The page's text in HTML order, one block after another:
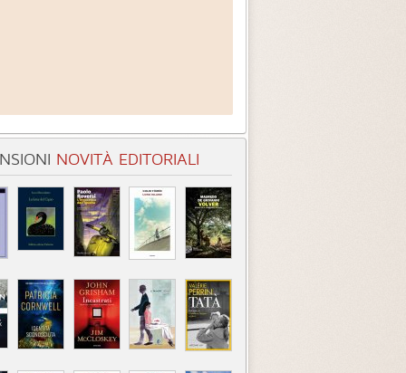
NOVITÀ EDITORIALI